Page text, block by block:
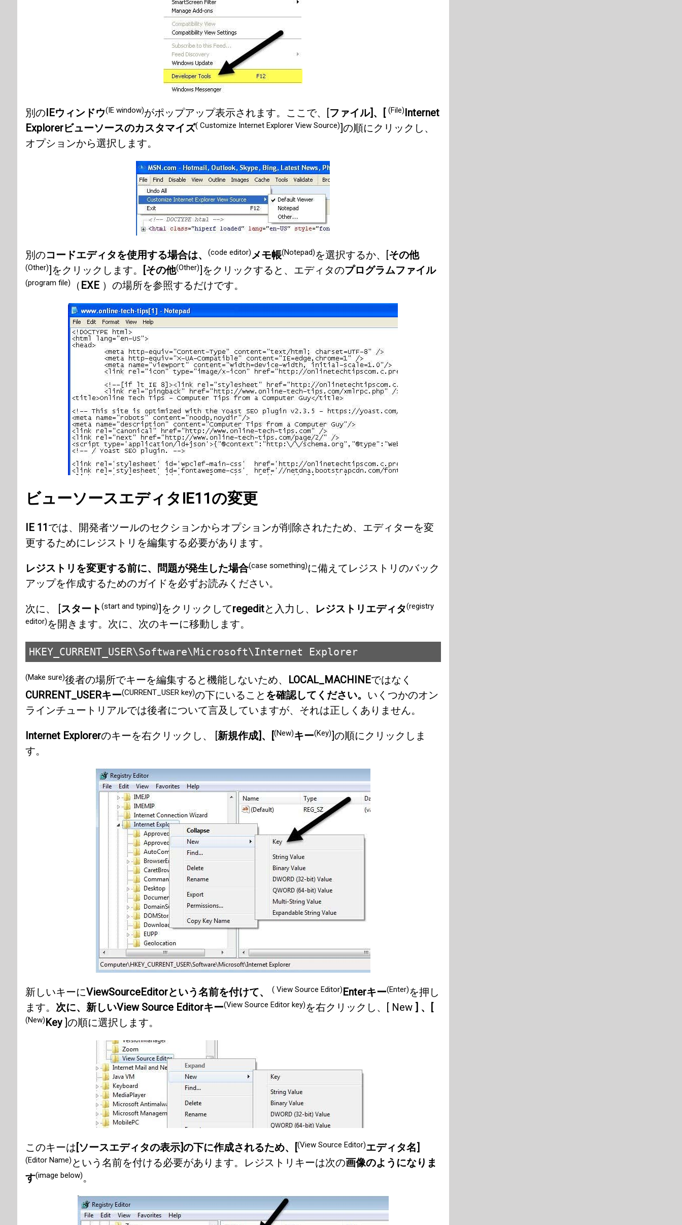
別のIEウィンドウ(IE window)がポップアップ表示されます。ここで、[ファイル]、[ (File)Internet
Explorerビューソースのカスタマイズ( Customize Internet Explorer View Source)]の順にクリックし、
オプションから選択します。
別のコードエディタを使用する場合は、 (code editor)メモ帳(Notepad)を選択するか、[その他
(Other)]をクリックします。 [その他(Other)]をクリックすると、エディタのプログラムファイル
(program file) （ EXE）の場所を参照するだけです。
ビューソースエディタIE11の変更
IE 11では、開発者ツールのセクションからオプションが削除されたため、エディターを変
更するためにレジストリを編集する必要があります。
レジストリを変更する前に、問題が発生した場合(case something)に備えてレジストリのバック
アップを作成するためのガイドを必ずお読みください。
次に、 [スタート(start and typing)]をクリックしてregeditと入力し、 レジストリエディタ(registry
editor)を開きます。次に、次のキーに移動します。
HKEY_CURRENT_USER\Software\Microsoft\Internet Explorer
(Make sure)後者の場所でキーを編集すると機能しないため、 LOCAL_MACHINEではなく
CURRENT_USERキー(CURRENT_USER key)の下にいること を確認してください。 いくつかのオン
ラインチュートリアルでは後者について言及していますが、それは正しくありません。
Internet Explorerのキーを右クリックし、 [新規作成]、[(New)キー(Key)]の順にクリックしま
す。
新しいキーにViewSourceEditorという名前を付けて、 ( View Source Editor)Enterキー(Enter)を押し
ます。 次に、新しいView Source Editorキー(View Source Editor key)を右クリックし、[ New ] 、[
(New)Key]の順に選択します。
このキーは[ソースエディタの表示]の下に作成されるため、[(View Source Editor)エディタ名]
(Editor Name) という名前を付ける必要があります。レジストリキーは次の画像のようになりま
す(image below)。